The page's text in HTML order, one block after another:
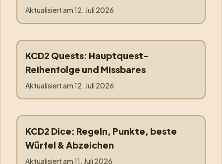
Aktualisiert am12. Juli 2026
quests
KCD2 Quests: Hauptquest-
Reihenfolge und Missbares
Aktualisiert am12. Juli 2026
dice
KCD2 Dice: Regeln, Punkte, beste
Würfel & Abzeichen
Aktualisiert am11. Juli 2026